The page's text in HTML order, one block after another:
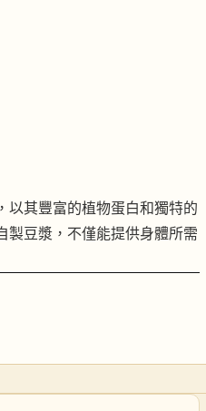
以其豐富的植物蛋白和獨特的
製豆漿，不僅能提供身體所需